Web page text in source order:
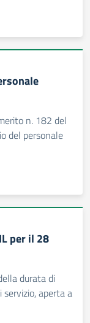
n. 182 del
del personale
per il 28
durata di
aperta a